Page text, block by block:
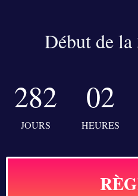
Début de
282
JOURS
02
HEURES